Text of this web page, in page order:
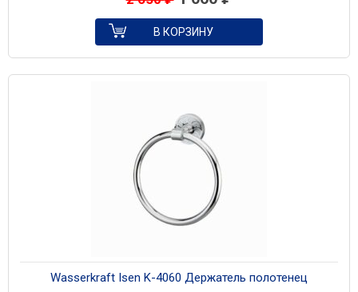
В КОРЗИНУ
Wasserkraft Isen K-4060 Держатель полотенец